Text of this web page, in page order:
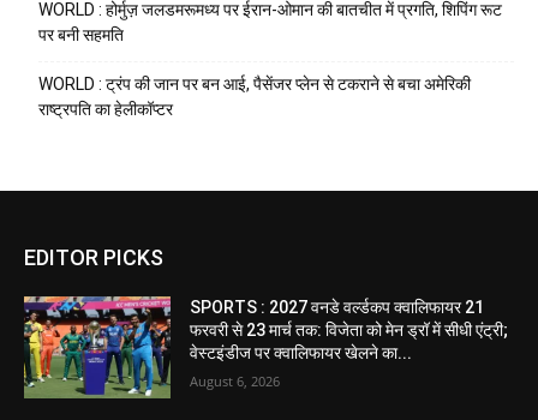
WORLD : होर्मुज़ जलडमरूमध्य पर ईरान-ओमान की बातचीत में प्रगति, शिपिंग रूट
पर बनी सहमति
WORLD : ट्रंप की जान पर बन आई, पैसेंजर प्लेन से टकराने से बचा अमेरिकी
राष्ट्रपति का हेलीकॉप्टर
EDITOR PICKS
SPORTS : 2027 वनडे वर्ल्डकप क्वालिफायर 21
फरवरी से 23 मार्च तक: विजेता को मेन ड्रॉ में सीधी एंट्री;
वेस्टइंडीज पर क्वालिफायर खेलने का...
August 6, 2026